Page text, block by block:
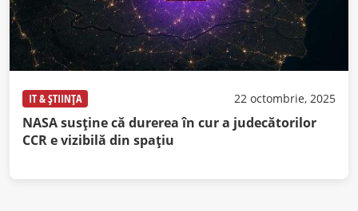
IT & ȘTIINȚA 22 octombrie, 2025
NASA susține că durerea în cur a judecătorilor
CCR e vizibilă din spațiu